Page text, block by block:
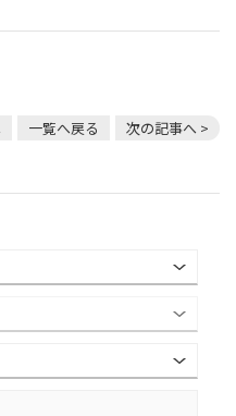
一覧へ戻る 次の記事へ >